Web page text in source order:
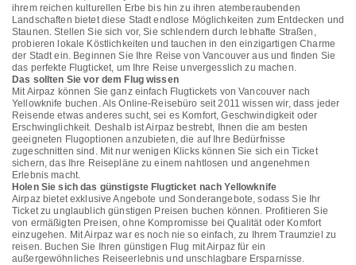
ihrem reichen kulturellen Erbe bis hin zu ihren atemberaubenden
Landschaften bietet diese Stadt endlose Möglichkeiten zum Entdecken und
Staunen. Stellen Sie sich vor, Sie schlendern durch lebhafte Straßen,
probieren lokale Köstlichkeiten und tauchen in den einzigartigen Charme
der Stadt ein. Beginnen Sie Ihre Reise von Vancouver aus und finden Sie
das perfekte Flugticket, um Ihre Reise unvergesslich zu machen.
Das sollten Sie vor dem Flug wissen
Mit Airpaz können Sie ganz einfach Flugtickets von Vancouver nach
Yellowknife buchen. Als Online-Reisebüro seit 2011 wissen wir, dass jeder
Reisende etwas anderes sucht, sei es Komfort, Geschwindigkeit oder
Erschwinglichkeit. Deshalb ist Airpaz bestrebt, Ihnen die am besten
geeigneten Flugoptionen anzubieten, die auf Ihre Bedürfnisse
zugeschnitten sind. Mit nur wenigen Klicks können Sie sich ein Ticket
sichern, das Ihre Reisepläne zu einem nahtlosen und angenehmen
Erlebnis macht.
Holen Sie sich das günstigste Flugticket nach Yellowknife
Airpaz bietet exklusive Angebote und Sonderangebote, sodass Sie Ihr
Ticket zu unglaublich günstigen Preisen buchen können. Profitieren Sie
von ermäßigten Preisen, ohne Kompromisse bei Qualität oder Komfort
einzugehen. Mit Airpaz war es noch nie so einfach, zu Ihrem Traumziel zu
reisen. Buchen Sie Ihren günstigen Flug mit Airpaz für ein
außergewöhnliches Reiseerlebnis und unschlagbare Ersparnisse.